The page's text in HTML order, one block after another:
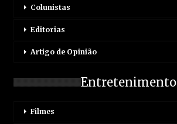
Colunistas
Editorias
Artigo de Opinião
Entretenimento
Filmes